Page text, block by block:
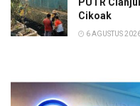
Cikoak
6 AGUSTUS